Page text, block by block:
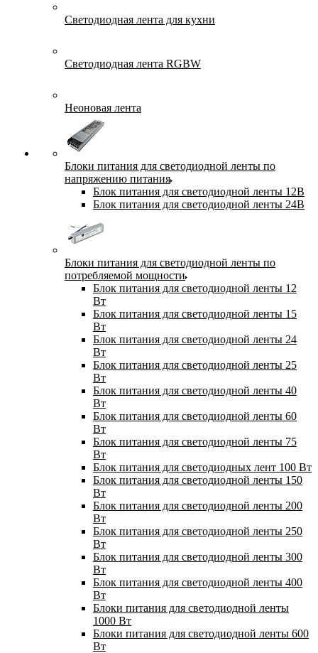
Светодиодная лента для кухни
Светодиодная лента RGBW
Неоновая лента
Блоки питания для светодиодной ленты по
напряжению питания
Блок питания для светодиодной ленты 12В
Блок питания для светодиодной ленты 24В
Блоки питания для светодиодной ленты по
потребляемой мощности
Блок питания для светодиодной ленты 12
Вт
Блок питания для светодиодной ленты 15
Вт
Блок питания для светодиодной ленты 24
Вт
Блок питания для светодиодной ленты 25
Вт
Блок питания для светодиодной ленты 40
Вт
Блок питания для светодиодной ленты 60
Вт
Блок питания для светодиодной ленты 75
Вт
Блок питания для светодиодных лент 100 Вт
Блок питания для светодиодной ленты 150
Вт
Блок питания для светодиодной ленты 200
Вт
Блок питания для светодиодной ленты 250
Вт
Блок питания для светодиодной ленты 300
Вт
Блок питания для светодиодной ленты 400
Вт
Блоки питания для светодиодной ленты
1000 Вт
Блоки питания для светодиодной ленты 600
Вт